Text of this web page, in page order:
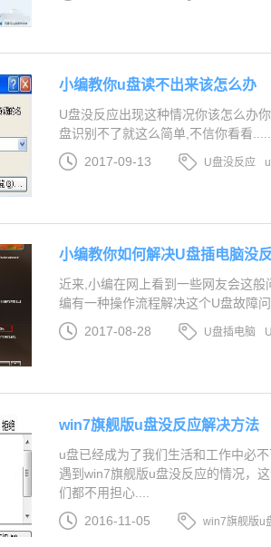
小编教你u盘读不出来该怎么办
U盘没反应出现这种情况你该怎么办
盘识别不了就这么简单,不信你看看.....
2017-09-13
U盘没反应
小编教你如何解决U盘插电脑没
近来,小编在网上看到一些网友会这
编有一种操作流程解决这个U盘故障
2017-08-28
U盘插电脑
win7旗舰版u盘没反应解决方法
u盘已经成为了我们生活和工作中必
遇到win7旗舰版u盘没反应的情况，
们都不用担心....
2016-11-05
win7旗舰版u